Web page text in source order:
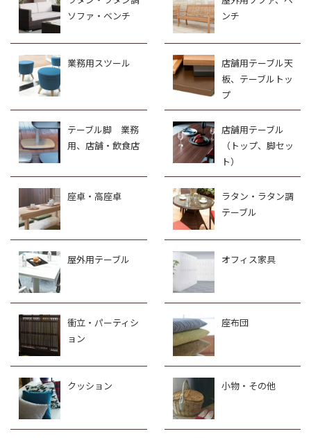
ソファ・ベンチ
ンチ
業務用スツール
店舗用テーブル天
板、テーブルトッ
プ
テーブル脚 業務
用、店舗・飲食店
店舗用テーブル
（トップ、脚セッ
ト）
座卓・高座卓
ラタン・ラタン調
テーブル
屋外用テーブル オフィス家具
衝立・パーティシ
ョン
座布団
クッション 小物・その他